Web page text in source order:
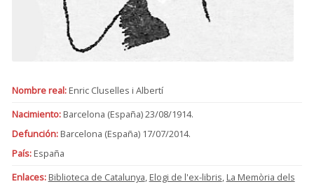
Nombre real:Enric Cluselles i Albertí
Nacimiento:Barcelona (España) 23/08/1914.
Defunción:Barcelona (España) 17/07/2014.
País:España
Enlaces: Biblioteca de Catalunya, Elogi de l'ex-libris, La Memòria dels